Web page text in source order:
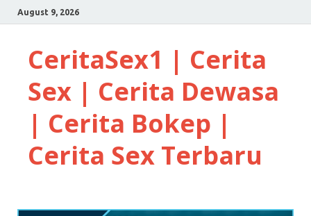
August 9, 2026
CeritaSex1 | Cerita
Sex | Cerita Dewasa
| Cerita Bokep |
Cerita Sex Terbaru